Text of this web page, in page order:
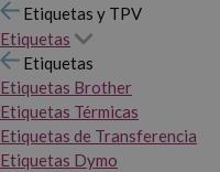
Etiquetas y TPV
Etiquetas
Etiquetas
Etiquetas Brother
Etiquetas Térmicas
Etiquetas de Transferencia
Etiquetas Dymo